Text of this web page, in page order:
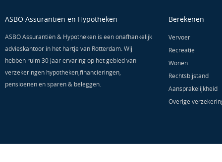
ASBO Assurantiën en Hypotheken
ASBO Assurantiën & Hypotheken is een onafhankelijk
advieskantoor in het hartje van Rotterdam. Wij
hebben ruim 30 jaar ervaring op het gebied van
verzekeringen hypotheken,financieringen,
pensioenen en sparen & beleggen.
Berekenen
Vervoer
Recreatie
Wonen
Rechtsbijstand
Aansprakelijkheid
Overige